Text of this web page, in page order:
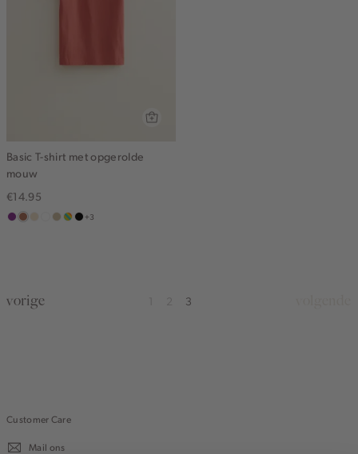
Basic T-shirt met opgerolde
mouw
€14.95
middenpaars
terracotta
vanille
witlichtzand
meerkleurig
zwart
+3
vorige 3
Customer Care
Mail ons